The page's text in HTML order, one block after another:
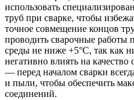
использовать
труб при сварке, чтобы
точное совмещение концов
проводить сварочные работы
среды не ниже +5°C, так как
негативно влиять на
— перед началом сварки
и пыли, чтобы обеспечить
соединений.